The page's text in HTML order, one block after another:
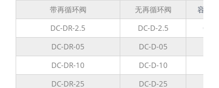
带再循环阀 无再循环阀
容量
DC-DR-2.5
DC-D-2.5
DC-DR-05
DC-D-05
DC-DR-10
DC-D-10
DC-DR-25
DC-D-25